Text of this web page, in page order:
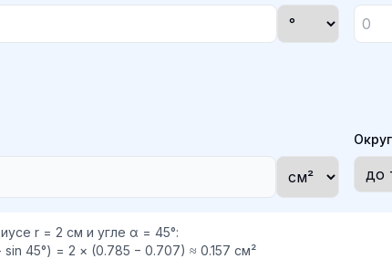
r = 2 см и угле α = 45°:
sin 45°) = 2 × (0.785 − 0.707) ≈ 0.157 см²